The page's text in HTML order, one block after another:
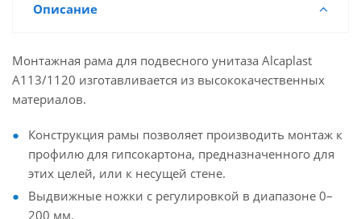
Описание
Монтажная рама для подвесного унитаза Alcaplast
A113/1120 изготавливается из высококачественных
материалов.
Конструкция рамы позволяет производить монтаж к
профилю для гипсокартона, предназначенного для
этих целей, или к несущей стене.
Выдвижные ножки с регулировкой в диапазоне 0–
200 мм.